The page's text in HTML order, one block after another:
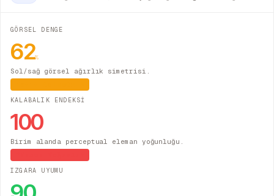
GÖRSEL DENGE
62%
Sol/sağ görsel ağırlık simetrisi.
KALABALIK ENDEKSİ
100
Birim alanda perceptual eleman yoğunluğu.
IZGARA UYUMU